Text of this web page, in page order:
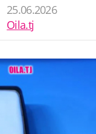
25.06.2026
Oila.tj